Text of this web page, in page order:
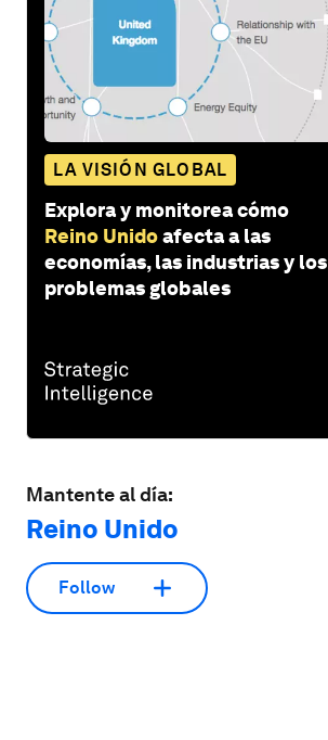
LA VISIÓN GLOBAL
Explora y monitorea cómo
Reino Unidoafecta a las
economías, las industrias y los
problemas globales
Mantente al día:
Reino Unido
Follow